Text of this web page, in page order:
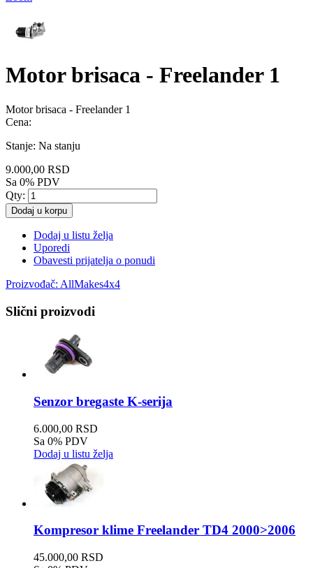
Motor brisaca - Freelander 1
Motor brisaca - Freelander 1
Cena:
Stanje: Na stanju
9.000,00 RSD
Sa 0% PDV
Qty:
Dodaj u korpu
Dodaj u listu želja
Uporedi
Obavesti prijatelja o ponudi
Proizvođač: AllMakes4x4
Slični proizvodi
Senzor bregaste K-serija
6.000,00 RSD
Sa 0% PDV
Dodaj u listu želja
Kompresor klime Freelander TD4 2000>2006
45.000,00 RSD